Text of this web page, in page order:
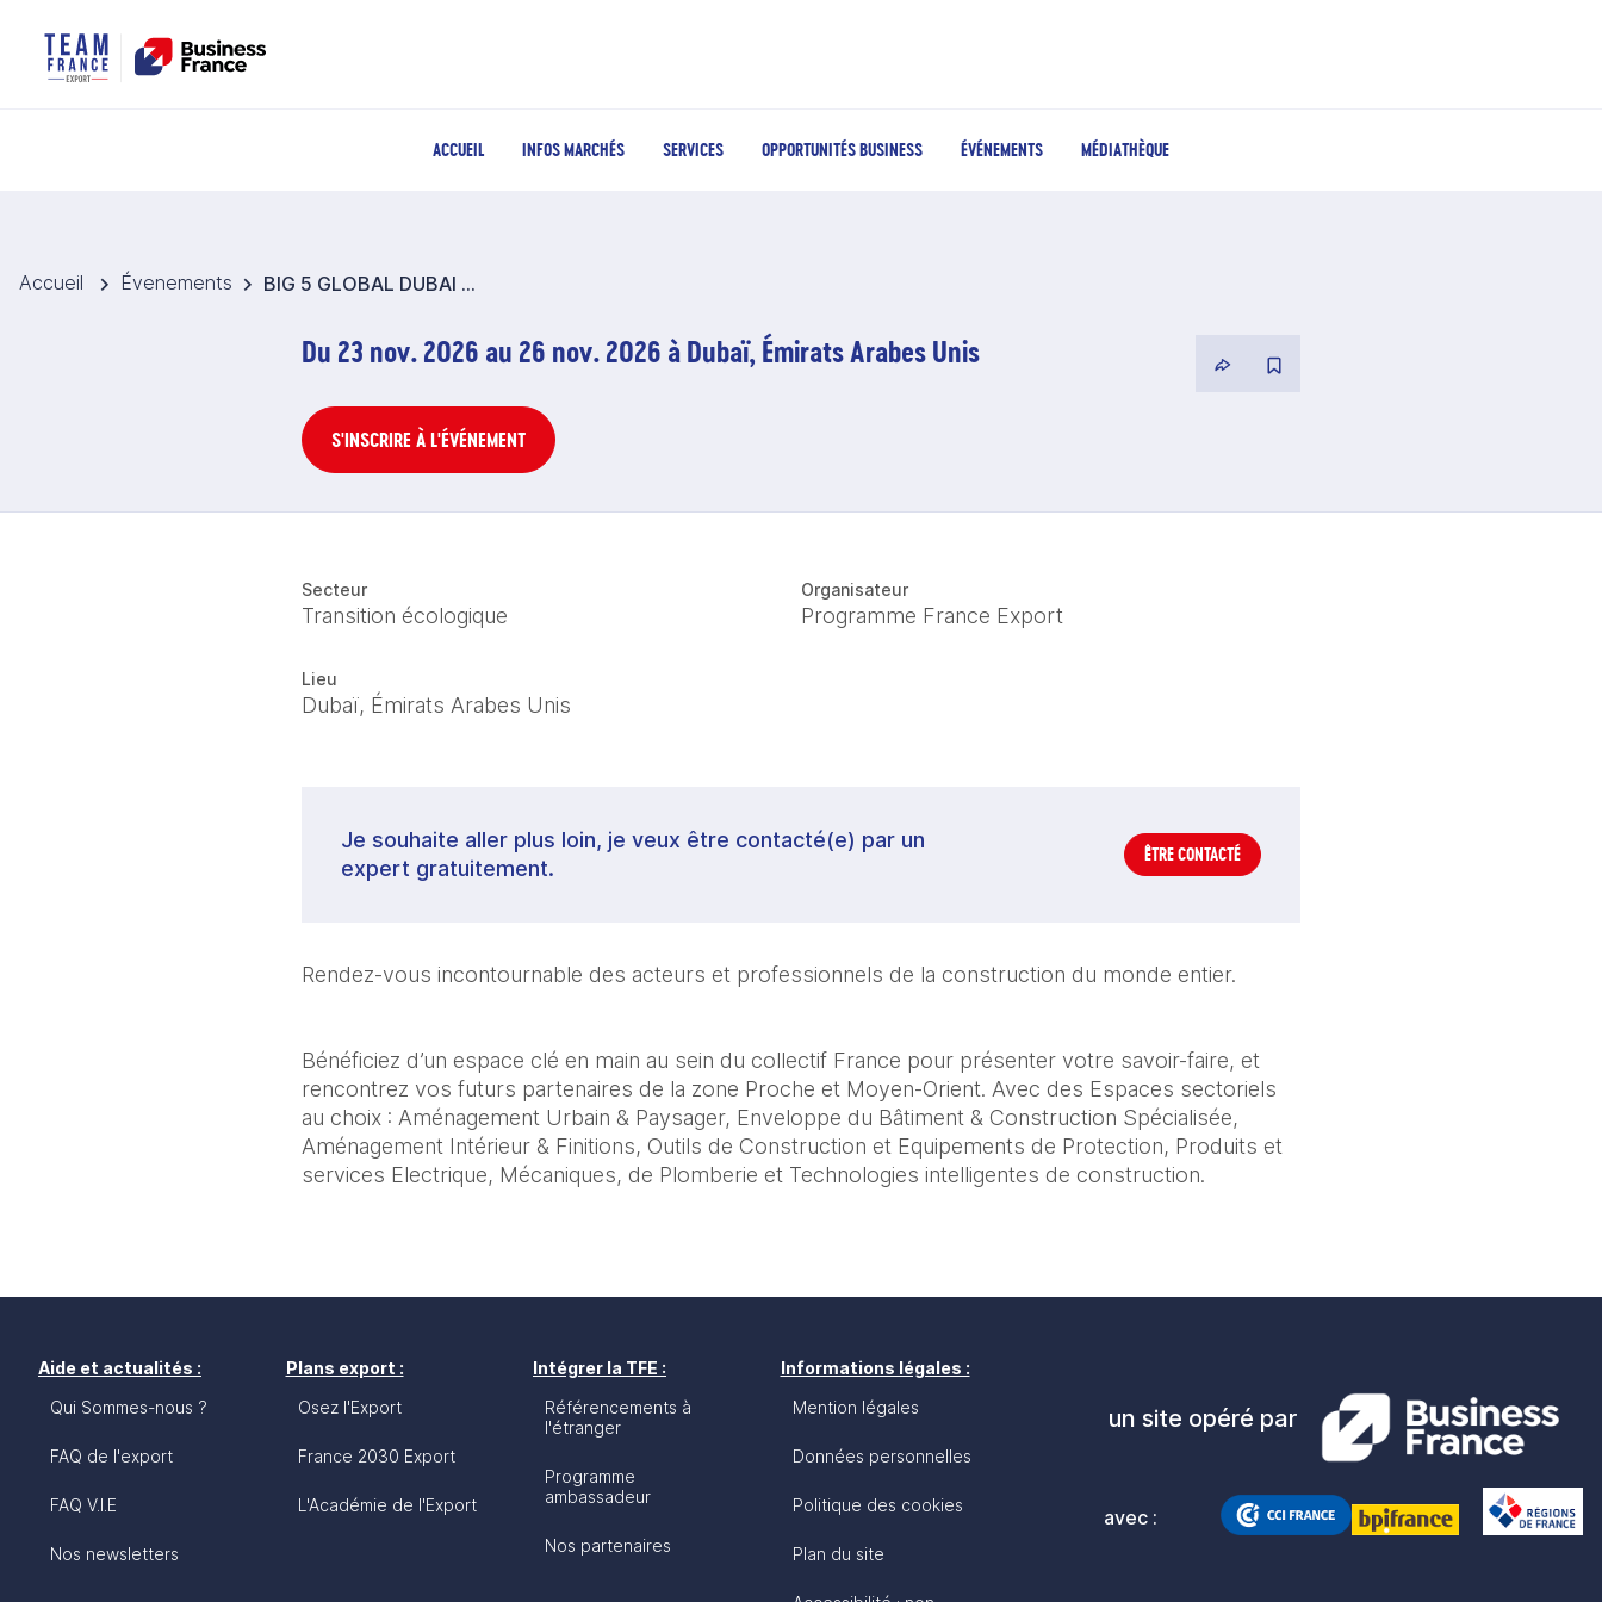
ACCUEIL INFOS MARCHÉS SERVICES OPPORTUNITÉS BUSINESS ÉVÉNEMENTS MÉDIATHÈQUE
Accueil Évenements BIG 5 GLOBAL DUBAI 2026 - Pavillon France Bâtiment Second-œuvre - Emirats arabes unis
Du 23 nov. 2026 au 26 nov. 2026 à Dubaï, Émirats Arabes Unis
S'INSCRIRE À L'ÉVÉNEMENT
Secteur
Transition écologique
Organisateur
Programme France Export
Lieu
Dubaï, Émirats Arabes Unis
Je souhaite aller plus loin, je veux être contacté(e) par un
expert gratuitement.
ÊTRE CONTACTÉ
Rendez-vous incontournable des acteurs et professionnels de la construction du monde entier.
Bénéficiez d’un espace clé en main au sein du collectif France pour présenter votre savoir-faire, et
rencontrez vos futurs partenaires de la zone Proche et Moyen-Orient. Avec des Espaces sectoriels
au choix : Aménagement Urbain & Paysager, Enveloppe du Bâtiment & Construction Spécialisée,
Aménagement Intérieur & Finitions, Outils de Construction et Equipements de Protection, Produits et
services Electrique, Mécaniques, de Plomberie et Technologies intelligentes de construction.
Aide et actualités :
Qui Sommes-nous ?
FAQ de l'export
FAQ V.I.E
Nos newsletters
Plans export :
Osez l'Export
France 2030 Export
L'Académie de l'Export
Intégrer la TFE :
Référencements à
l'étranger
Programme
ambassadeur
Nos partenaires
Informations légales :
Mention légales
Données personnelles
Politique des cookies
Plan du site
un site opéré par
avec :